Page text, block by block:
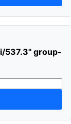
537.3" group-